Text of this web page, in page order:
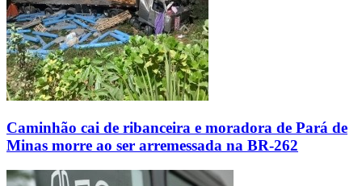
Caminhão cai de ribanceira e moradora de Pará de
Minas morre ao ser arremessada na BR-262